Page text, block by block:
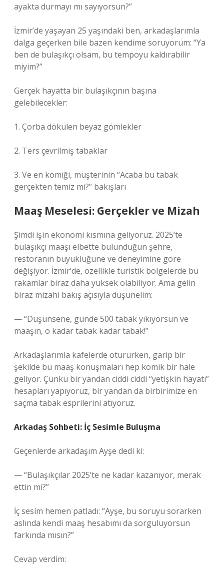
ayakta durmayı mı sayıyorsun?”
İzmir’de yaşayan 25 yaşındaki ben, arkadaşlarımla
dalga geçerken bile bazen kendime soruyorum: “Ya
ben de bulaşıkçı olsam, bu tempoyu kaldırabilir
miyim?”
Gerçek hayatta bir bulaşıkçının başına
gelebilecekler:
1. Çorba dökülen beyaz gömlekler
2. Ters çevrilmiş tabaklar
3. Ve en komiği, müşterinin “Acaba bu tabak
gerçekten temiz mi?” bakışları
Maaş Meselesi: Gerçekler ve Mizah
Şimdi işin ekonomi kısmına geliyoruz. 2025’te
bulaşıkçı maaşı elbette bulunduğun şehre,
restoranın büyüklüğüne ve deneyimine göre
değişiyor. İzmir’de, özellikle turistik bölgelerde bu
rakamlar biraz daha yüksek olabiliyor. Ama gelin
biraz mizahi bakış açısıyla düşünelim:
— “Düşünsene, günde 500 tabak yıkıyorsun ve
maaşın, o kadar tabak kadar tabak!”
Arkadaşlarımla kafelerde otururken, garip bir
şekilde bu maaş konuşmaları hep komik bir hale
geliyor. Çünkü bir yandan ciddi ciddi “yetişkin hayatı”
hesapları yapıyoruz, bir yandan da birbirimize en
saçma tabak esprilerini atıyoruz.
Arkadaş Sohbeti: İç Sesimle Buluşma
Geçenlerde arkadaşım Ayşe dedi ki:
— “Bulaşıkçılar 2025’te ne kadar kazanıyor, merak
ettin mi?”
İç sesim hemen patladı: “Ayşe, bu soruyu sorarken
aslında kendi maaş hesabımı da sorguluyorsun
farkında mısın?”
Cevap verdim: